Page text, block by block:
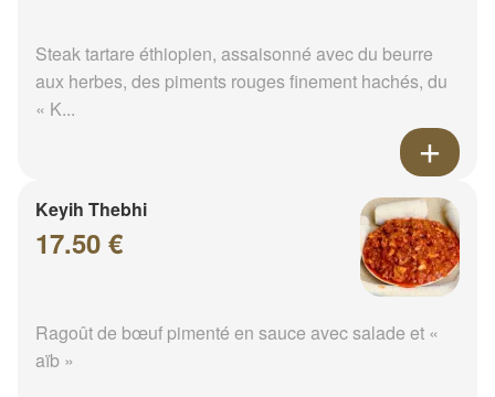
Steak tartare éthiopien, assaisonné avec du beurre
aux herbes, des piments rouges finement hachés, du
« K...
Keyih Thebhi
17.50 €
Ragoût de bœuf pimenté en sauce avec salade et «
aïb »